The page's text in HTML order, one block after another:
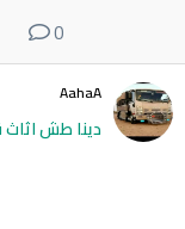
0
AahaA
دينا طش اثاث قديم